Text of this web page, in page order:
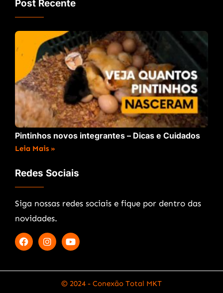
Post Recente
Pintinhos novos integrantes – Dicas e Cuidados
Leia Mais »
Redes Sociais
Siga nossas redes sociais e fique por dentro das
novidades.
© 2024 - Conexão Total MKT